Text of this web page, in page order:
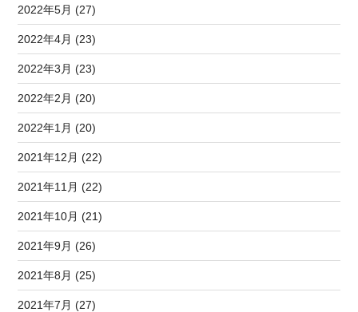
2022年5月 (27)
2022年4月 (23)
2022年3月 (23)
2022年2月 (20)
2022年1月 (20)
2021年12月 (22)
2021年11月 (22)
2021年10月 (21)
2021年9月 (26)
2021年8月 (25)
2021年7月 (27)